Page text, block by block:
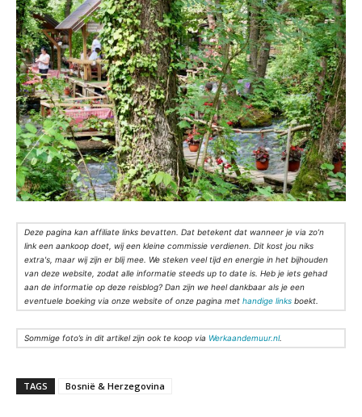
Deze pagina kan affiliate links bevatten. Dat betekent dat wanneer je via zo’n
link een aankoop doet, wij een kleine commissie verdienen. Dit kost jou niks
extra's, maar wij zijn er blij mee. We steken veel tijd en energie in het bijhouden
van deze website, zodat alle informatie steeds up to date is. Heb je iets gehad
aan de informatie op deze reisblog? Dan zijn we heel dankbaar als je een
eventuele boeking via onze website of onze pagina met handige links boekt.
Sommige foto’s in dit artikel zijn ook te koop via Werkaandemuur.nl.
TAGS Bosnië & Herzegovina